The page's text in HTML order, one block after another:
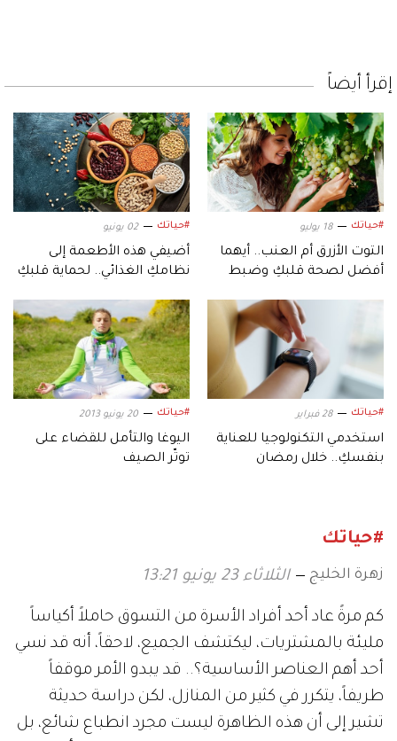
إقرأ أيضاً
#حياتك 18 يوليو
التوت الأزرق أم العنب.. أيهما
أفضل لصحة قلبكِ وضبط
#حياتك 02 يونيو
أضيفي هذه الأطعمة إلى
نظامكِ الغذائي.. لحماية قلبكِ
#حياتك 28 فبراير
استخدمي التكنولوجيا للعناية
بنفسكِ.. خلال رمضان
#حياتك 20 يونيو 2013
اليوغا والتأمل للقضاء على
توتّر الصيف
#حياتك
زهرة الخليج الثلاثاء 23 يونيو 13:21
كم مرةً عاد أحد أفراد الأسرة من التسوق حاملاً أكياساً
مليئة بالمشتريات، ليكتشف الجميع، لاحقاً، أنه قد نسي
أحد أهم العناصر الأساسية؟.. قد يبدو الأمر موقفاً
طريفاً، يتكرر في كثير من المنازل، لكن دراسة حديثة
تشير إلى أن هذه الظاهرة ليست مجرد انطباع شائع، بل